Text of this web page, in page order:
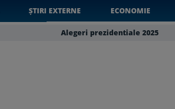
ȘTIRI EXTERNE ECONOMIE
Alegeri prezidentiale 2025